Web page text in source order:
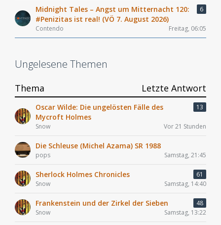
Midnight Tales – Angst um Mitternacht 120:
#Penizitas ist real! (VÖ 7. August 2026)
6
Contendo Freitag, 06:05
Ungelesene Themen
Thema Letzte Antwort
Oscar Wilde: Die ungelösten Fälle des
Mycroft Holmes
13
Snow Vor 21 Stunden
Die Schleuse (Michel Azama) SR 1988
pops Samstag, 21:45
Sherlock Holmes Chronicles
61
Snow
Samstag, 14:40
Frankenstein und der Zirkel der Sieben
48
Snow
Samstag, 13:22